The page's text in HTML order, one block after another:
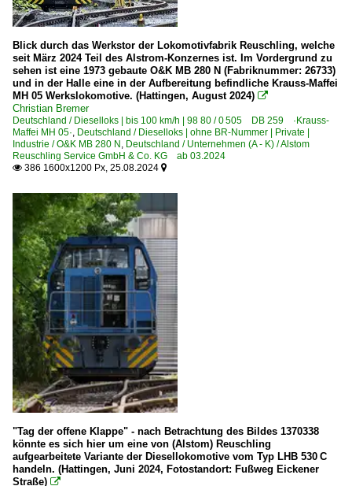
Blick durch das Werkstor der Lokomotivfabrik Reuschling, welche
seit März 2024 Teil des Alstrom-Konzernes ist. Im Vordergrund zu
sehen ist eine 1973 gebaute O&K MB 280 N (Fabriknummer: 26733)
und in der Halle eine in der Aufbereitung befindliche Krauss-Maffei
MH 05 Werkslokomotive. (Hattingen, August 2024) 
Christian Bremer
Deutschland / Dieselloks | bis 100 km/h | 98 80 / 0 505 DB 259 ·Krauss-
Maffei MH 05·, Deutschland / Dieselloks | ohne BR-Nummer | Private |
Industrie / O&K MB 280 N , Deutschland / Unternehmen (A - K) / Alstom
Reuschling Service GmbH & Co. KG ab 03.2024
 386 1600x1200 Px, 25.08.2024 
"Tag der offene Klappe" - nach Betrachtung des Bildes 1370338
könnte es sich hier um eine von (Alstom) Reuschling
aufgearbeitete Variante der Diesellokomotive vom Typ LHB 530 C
handeln. (Hattingen, Juni 2024, Fotostandort: Fußweg Eickener
Straße) 